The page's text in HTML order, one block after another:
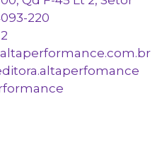
220